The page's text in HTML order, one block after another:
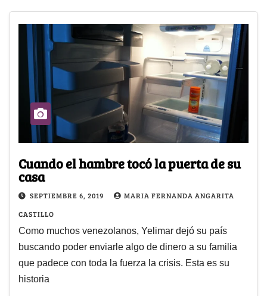
Cuando el hambre tocó la puerta de su
casa
SEPTIEMBRE 6, 2019
MARIA FERNANDA ANGARITA
CASTILLO
Como muchos venezolanos, Yelimar dejó su país
buscando poder enviarle algo de dinero a su familia
que padece con toda la fuerza la crisis. Esta es su
historia